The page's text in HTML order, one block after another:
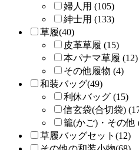
婦人用 (105)
紳士用 (133)
草履(40)
皮革草履 (15)
本パナマ草履 (12)
その他履物 (4)
和装バッグ(49)
利休バッグ (15)
信玄袋(合切袋)
籠(かご)・その他
草履バッグセット(12)